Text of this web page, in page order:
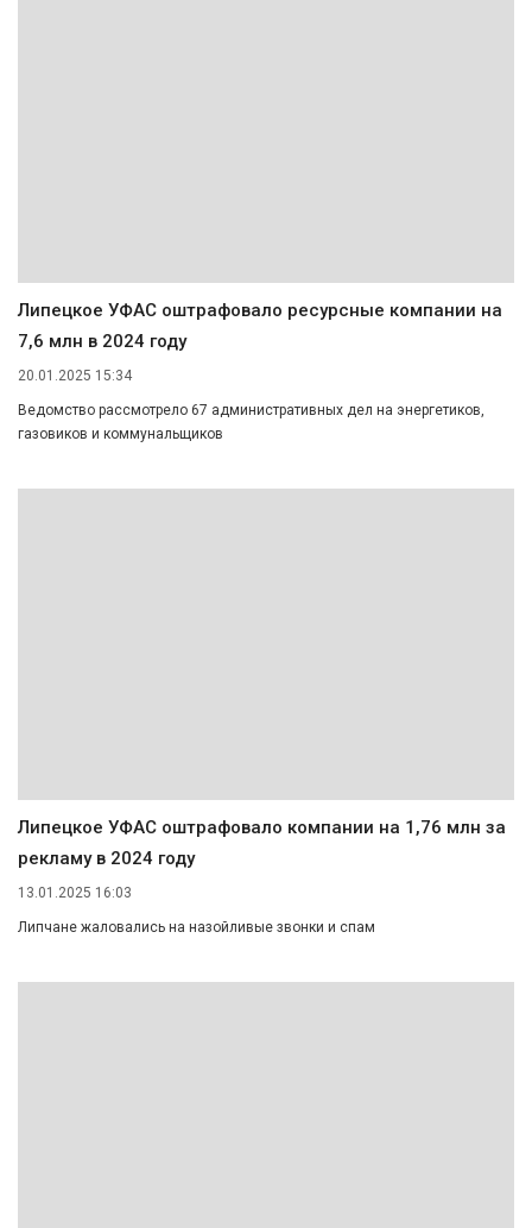
Липецкое УФАС оштрафовало ресурсные компании на
7,6 млн в 2024 году
20.01.2025 15:34
Ведомство рассмотрело 67 административных дел на энергетиков,
газовиков и коммунальщиков
Липецкое УФАС оштрафовало компании на 1,76 млн за
рекламу в 2024 году
13.01.2025 16:03
Липчане жаловались на назойливые звонки и спам